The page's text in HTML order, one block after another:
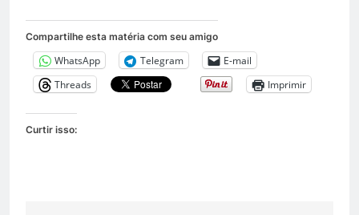
Compartilhe esta matéria com seu amigo
WhatsApp Telegram
E-mail
Threads
Imprimir
Curtir isso: